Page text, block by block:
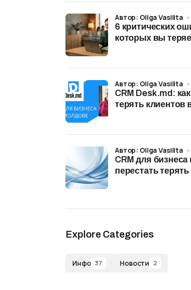
6 критических
которых вы
Автор: Oliga Vasilita
CRM Desk.md:
терять клиентов
Автор: Oliga Vasilita
CRM для
перестать
Автор: Oliga Vasilita
Explore Categories
Инфо 37 Новости 2